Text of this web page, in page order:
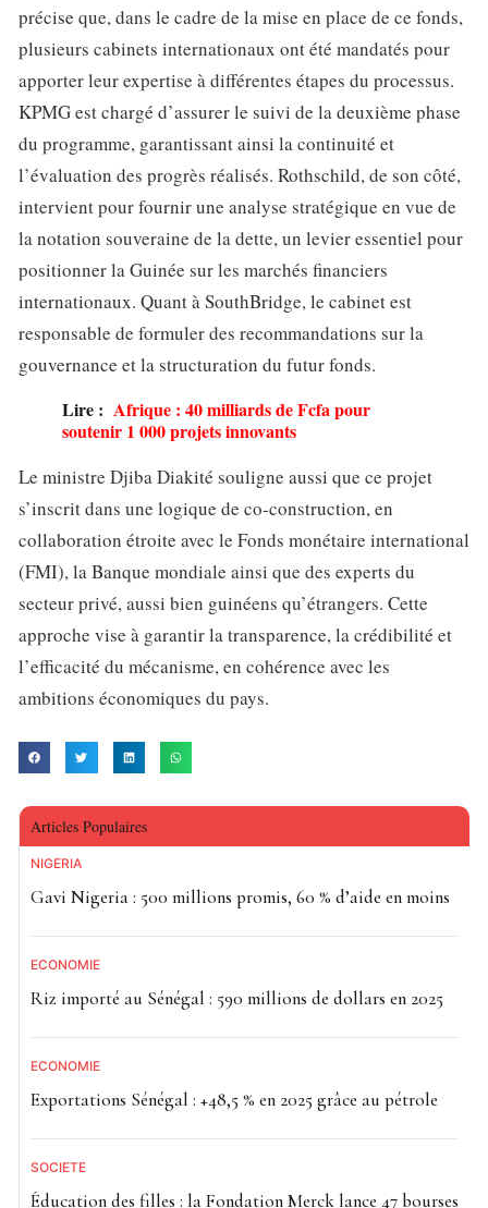
précise que, dans le cadre de la mise en place de ce fonds,
plusieurs cabinets internationaux ont été mandatés pour
apporter leur expertise à différentes étapes du processus.
KPMG est chargé d’assurer le suivi de la deuxième phase
du programme, garantissant ainsi la continuité et
l’évaluation des progrès réalisés. Rothschild, de son côté,
intervient pour fournir une analyse stratégique en vue de
la notation souveraine de la dette, un levier essentiel pour
positionner la Guinée sur les marchés financiers
internationaux. Quant à SouthBridge, le cabinet est
responsable de formuler des recommandations sur la
gouvernance et la structuration du futur fonds.
Lire : Afrique : 40 milliards de Fcfa pour
soutenir 1 000 projets innovants
Le ministre Djiba Diakité souligne aussi que ce projet
s’inscrit dans une logique de co-construction, en
collaboration étroite avec le Fonds monétaire international
(FMI), la Banque mondiale ainsi que des experts du
secteur privé, aussi bien guinéens qu’étrangers. Cette
approche vise à garantir la transparence, la crédibilité et
l’efficacité du mécanisme, en cohérence avec les
ambitions économiques du pays.
Articles Populaires
NIGÉRIA
Gavi Nigeria : 500 millions promis, 60 % d’aide en moins
ECONOMIE
Riz importé au Sénégal : 590 millions de dollars en 2025
ECONOMIE
Exportations Sénégal : +48,5 % en 2025 grâce au pétrole
SOCIETE
Éducation des filles : la Fondation Merck lance 47 bourses